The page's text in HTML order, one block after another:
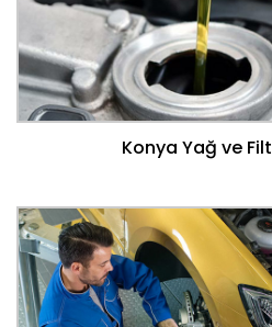
Konya Yağ ve